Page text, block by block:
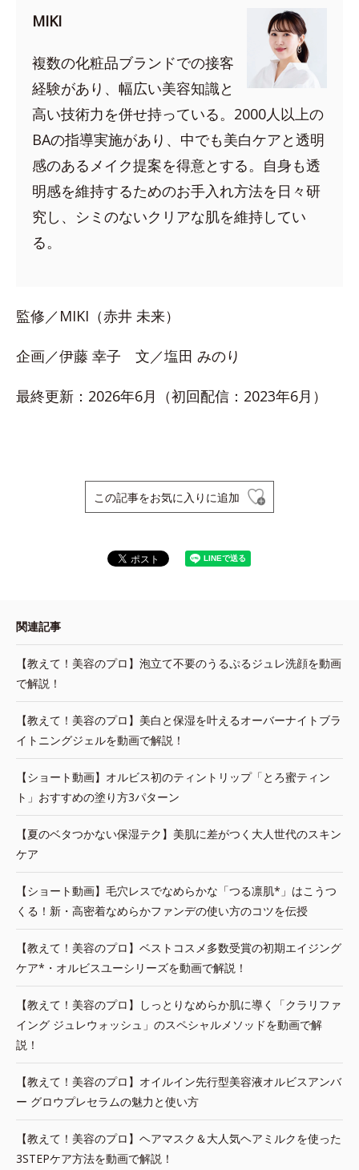
MIKI
複数の化粧品ブランドでの接客
経験があり、幅広い美容知識と
高い技術力を併せ持っている。2000人以上の
BAの指導実施があり、中でも美白ケアと透明
感のあるメイク提案を得意とする。自身も透
明感を維持するためのお手入れ方法を日々研
究し、シミのないクリアな肌を維持してい
る。
監修／MIKI（赤井 未来）
企画／伊藤 幸子 文／塩田 みのり
最終更新：2026年6月（初回配信：2023年6月）
この記事をお気に入りに追加
関連記事
【教えて！美容のプロ】泡立て不要のうるぷるジュレ洗顔を動画
で解説！
【教えて！美容のプロ】美白と保湿を叶えるオーバーナイトブラ
イトニングジェルを動画で解説！
【ショート動画】オルビス初のティントリップ「とろ蜜ティン
ト」おすすめの塗り方3パターン
【夏のベタつかない保湿テク】美肌に差がつく大人世代のスキン
ケア
【ショート動画】毛穴レスでなめらかな「つる凛肌*」はこうつ
くる！新・高密着なめらかファンデの使い方のコツを伝授
【教えて！美容のプロ】ベストコスメ多数受賞の初期エイジング
ケア*・オルビスユーシリーズを動画で解説！
【教えて！美容のプロ】しっとりなめらか肌に導く「クラリファ
イング ジュレウォッシュ」のスペシャルメソッドを動画で解
説！
【教えて！美容のプロ】オイルイン先行型美容液オルビスアンバ
ー グロウプレセラムの魅力と使い方
【教えて！美容のプロ】ヘアマスク＆大人気ヘアミルクを使った
3STEPケア方法を動画で解説！